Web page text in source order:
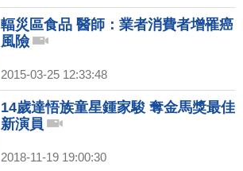
輻災區食品 醫師：業者消費者增罹癌
風險
2015-03-25 12:33:48
14歲達悟族童星鍾家駿 奪金馬獎最佳
新演員
2018-11-19 19:00:30